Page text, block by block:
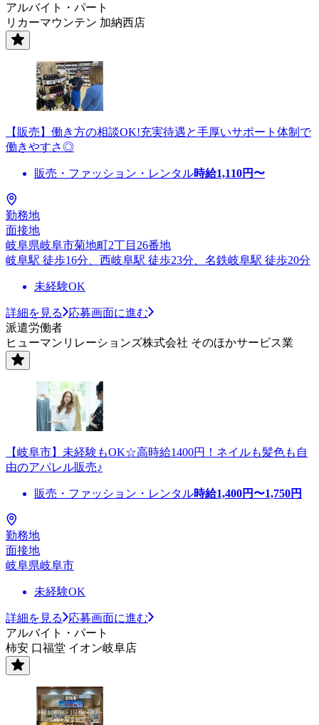
アルバイト・パート
リカーマウンテン 加納西店
【販売】働き方の相談OK!充実待遇と手厚いサポート体制で
働きやすさ◎
販売・ファッション・レンタル時給1,110円〜
勤務地
面接地
岐阜県岐阜市菊地町2丁目26番地
岐阜駅 徒歩16分、西岐阜駅 徒歩23分、名鉄岐阜駅 徒歩20分
未経験OK
詳細を見る
応募画面に進む
派遣労働者
ヒューマンリレーションズ株式会社 そのほかサービス業
【岐阜市】未経験もOK☆高時給1400円！ネイルも髪色も自
由のアパレル販売♪
販売・ファッション・レンタル時給1,400円〜1,750円
勤務地
面接地
岐阜県岐阜市
未経験OK
詳細を見る
応募画面に進む
アルバイト・パート
柿安 口福堂 イオン岐阜店